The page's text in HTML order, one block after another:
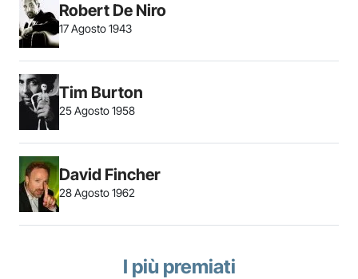
Robert De Niro
17 Agosto 1943
Tim Burton
25 Agosto 1958
David Fincher
28 Agosto 1962
I più premiati